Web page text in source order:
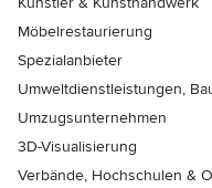
Möbelrestaurierung
Spezialanbieter
Umweltdienstleistungen,
Umzugsunternehmen
3D-Visualisierung
Verbände, Hochschulen &